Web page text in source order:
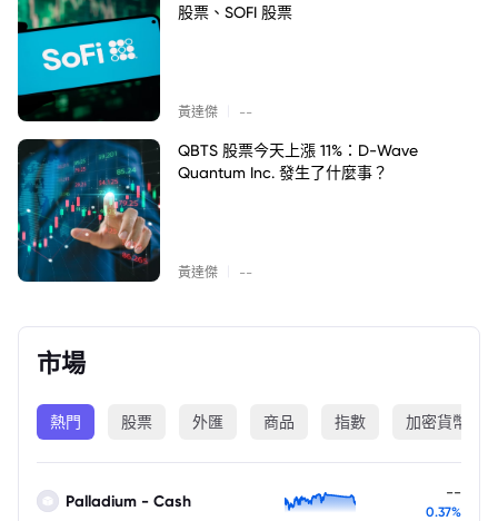
股票、SOFI 股票
黃達傑 --
QBTS 股票今天上漲 11%：D-Wave
Quantum Inc. 發生了什麼事？
黃達傑 --
市場
熱門 股票 外匯 商品 指數 加密貨幣
Palladium - Cash --
0.37%